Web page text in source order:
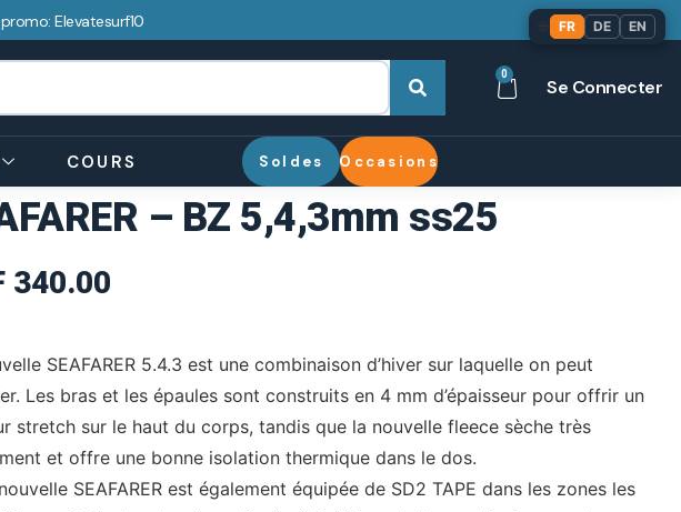
Elevatesurf10
0
Se Connecter
COURS Soldes Occasions
– BZ 5,4,3mm ss25
340.00
SEAFARER 5.4.3 est une combinaison d’hiver sur laquelle on peut
Les bras et les épaules sont construits en 4 mm d’épaisseur pour offrir un
stretch sur le haut du corps, tandis que la nouvelle fleece sèche très
et offre une bonne isolation thermique dans le dos.
SEAFARER est également équipée de SD2 TAPE dans les zones les
FR DE EN